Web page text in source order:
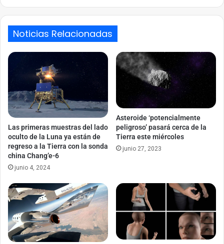
Noticias Relacionadas
Las primeras muestras del lado
oculto de la Luna ya están de
regreso a la Tierra con la sonda
china Chang’e-6
junio 4, 2024
Asteroide ‘potencialmente
peligroso’ pasará cerca de la
Tierra este miércoles
junio 27, 2023